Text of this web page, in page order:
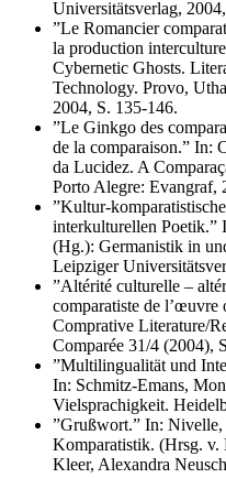
Universitätsverlag,
”Le Romancier
la production
Cybernetic Ghosts.
Technology. Provo,
2004, S. 135-146.
”Le Ginkgo des
de la comparaison.” In:
da Lucidez. A
Porto Alegre: Evangraf,
”Kultur-
interkulturellen Poetik.”
(Hg.): Germanistik in
Leipziger
”Altérité culturelle –
comparatiste de
Comprative Literature/
Comparée 31/4 (2004),
”Multilingualität und
In: Schmitz-Emans,
Vielsprachigkeit.
”Grußwort.” In:
Komparatistik. (Hrsg. v.
Kleer, Alexandra